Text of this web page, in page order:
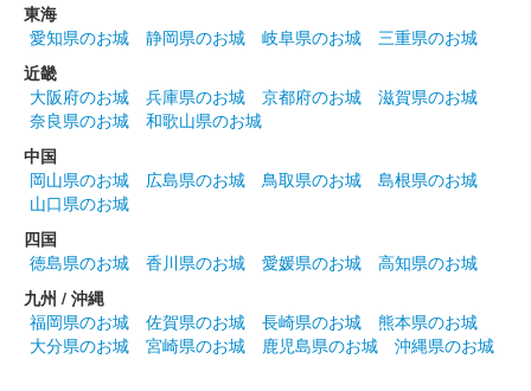
干支である蛇と姫路城の絵が描かれたデザインが裏表とも金色の
紙に印刷されている。
姫路城 御城印
販売終了
干支である蛇と姫路城の絵が描かれたデザインが和紙に印刷され
ている。
姫路城 御城印
東海
愛知県のお城
静岡県のお城 岐阜県のお城
三重県のお城
近畿
大阪府のお城
兵庫県のお城 京都府のお城
滋賀県のお城
奈良県のお城
和歌山県のお城
中国
岡山県のお城
広島県のお城 鳥取県のお城
島根県のお城
山口県のお城
四国
徳島県のお城
香川県のお城 愛媛県のお城
高知県のお城
九州 / 沖縄
福岡県のお城
佐賀県のお城 長崎県のお城
熊本県のお城
大分県のお城
宮崎県のお城 鹿児島県のお城 沖縄県のお城